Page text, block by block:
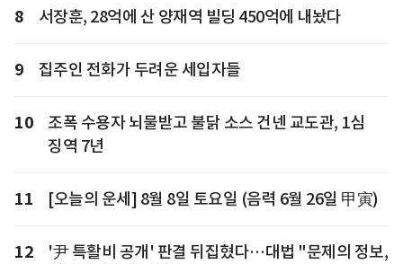
8 서장훈, 28억에 산 양재역 빌딩 450억에 내놨다
9 집주인 전화가 두려운 세입자들
10
조폭 수용자 뇌물받고 불닭 소스 건넨 교도관, 1심
징역 7년
11 [오늘의 운세] 8월 8일 토요일 (음력 6월 26일 甲寅)
12
'尹 특활비 공개' 판결 뒤집혔다…대법 "문제의 정보,